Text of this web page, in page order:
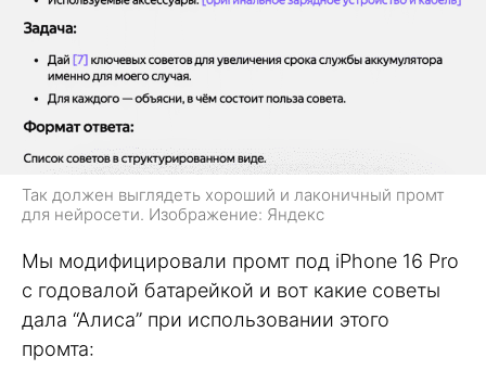
Так должен выглядеть хороший и лаконичный промт
для нейросети. Изображение: Яндекс
Мы модифицировали промт под iPhone 16 Pro
с годовалой батарейкой и вот какие советы
дала “Алиса” при использовании этого
промта: